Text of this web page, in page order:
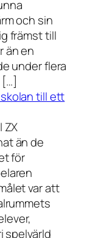
och sin
främst till
än en
under flera
till ett
ZX
än de
för
var att
spelvärld